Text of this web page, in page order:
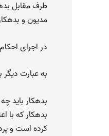
طرف مقابل
مدیون و
در اجرای
به عبارت
بدهکار باید
بدهکار که با
کرده است و